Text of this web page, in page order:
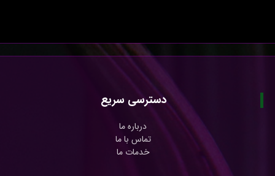
دسترسی سریع
درباره ما
تماس با ما
خدمات ما